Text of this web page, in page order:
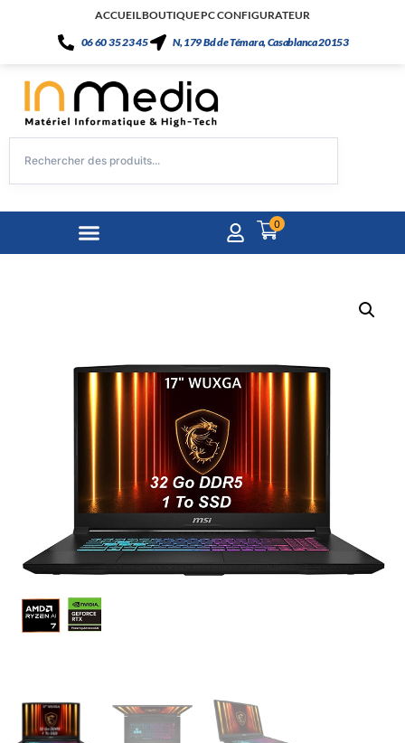
ACCUEILBOUTIQUEPC CONFIGURATEUR
06 60 35 23 45
N, 179 Bd de Témara, Casablanca 20153
0